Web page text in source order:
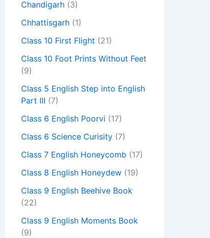
Chandigarh (3)
Chhattisgarh (1)
Class 10 First Flight (21)
Class 10 Foot Prints Without Feet
(9)
Class 5 English Step into English
Part III (7)
Class 6 English Poorvi (17)
Class 6 Science Curisity (7)
Class 7 English Honeycomb (17)
Class 8 English Honeydew (19)
Class 9 English Beehive Book
(22)
Class 9 English Moments Book
(9)